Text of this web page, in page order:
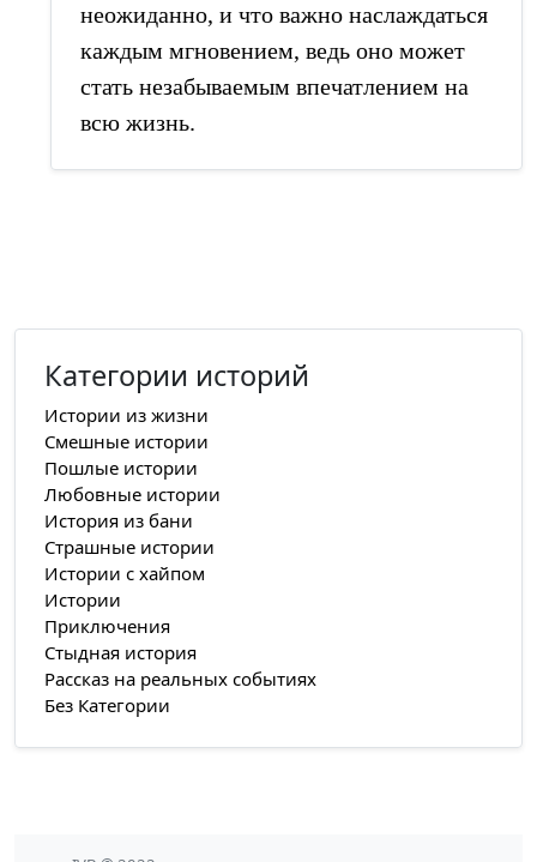
неожиданно, и что важно наслаждаться
каждым мгновением, ведь оно может
стать незабываемым впечатлением на
всю жизнь.
Категории историй
Истории из жизни
Смешные истории
Пошлые истории
Любовные истории
История из бани
Страшные истории
Истории с хайпом
Истории
Приключения
Стыдная история
Рассказ на реальных событиях
Без Категории